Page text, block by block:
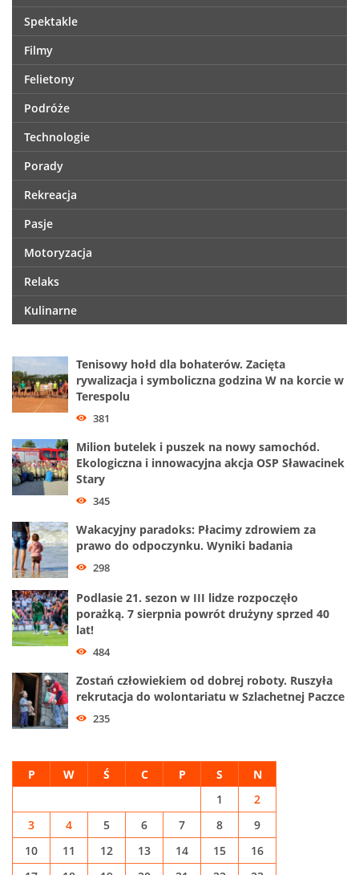
Spektakle
Filmy
Felietony
Podróże
Technologie
Porady
Rekreacja
Pasje
Motoryzacja
Relaks
Kulinarne
Tenisowy hołd dla bohaterów. Zacięta
rywalizacja i symboliczna godzina W na korcie w
Terespolu
381
Milion butelek i puszek na nowy samochód.
Ekologiczna i innowacyjna akcja OSP Sławacinek
Stary
345
Wakacyjny paradoks: Płacimy zdrowiem za
prawo do odpoczynku. Wyniki badania
298
Podlasie 21. sezon w III lidze rozpoczęło
porażką. 7 sierpnia powrót drużyny sprzed 40
lat!
484
Zostań człowiekiem od dobrej roboty. Ruszyła
rekrutacja do wolontariatu w Szlachetnej Paczce
235
P W Ś C P S N
1
2
3
4 5 6 7 8
9
10
11 12 13 14 15
16